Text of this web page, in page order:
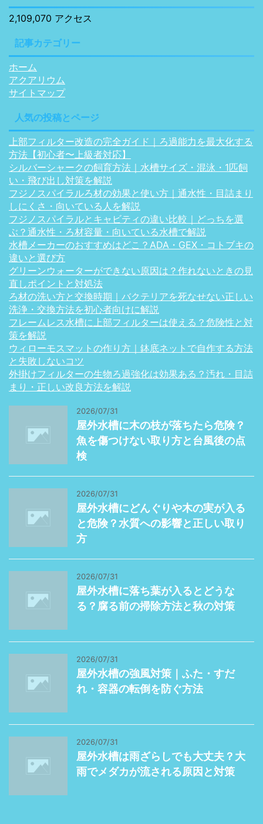
2,109,070 アクセス
記事カテゴリー
ホーム
アクアリウム
サイトマップ
人気の投稿とページ
上部フィルター改造の完全ガイド｜ろ過能力を最大化する
方法【初心者〜上級者対応】
シルバーシャークの飼育方法｜水槽サイズ・混泳・1匹飼
い・飛び出し対策を解説
フジノスパイラルろ材の効果と使い方｜通水性・目詰まり
しにくさ・向いている人を解説
フジノスパイラルとキャビティの違い比較｜どっちを選
ぶ？通水性・ろ材容量・向いている水槽で解説
水槽メーカーのおすすめはどこ？ADA・GEX・コトブキの
違いと選び方
グリーンウォーターができない原因は？作れないときの見
直しポイントと対処法
ろ材の洗い方と交換時期｜バクテリアを死なせない正しい
洗浄・交換方法を初心者向けに解説
フレームレス水槽に上部フィルターは使える？危険性と対
策を解説
ウィローモスマットの作り方｜鉢底ネットで自作する方法
と失敗しないコツ
外掛けフィルターの生物ろ過強化は効果ある？汚れ・目詰
まり・正しい改良方法を解説
2026/07/31
屋外水槽に木の枝が落ちたら危険？
魚を傷つけない取り方と台風後の点
検
2026/07/31
屋外水槽にどんぐりや木の実が入る
と危険？水質への影響と正しい取り
方
2026/07/31
屋外水槽に落ち葉が入るとどうな
る？腐る前の掃除方法と秋の対策
2026/07/31
屋外水槽の強風対策｜ふた・すだ
れ・容器の転倒を防ぐ方法
2026/07/31
屋外水槽は雨ざらしでも大丈夫？大
雨でメダカが流される原因と対策